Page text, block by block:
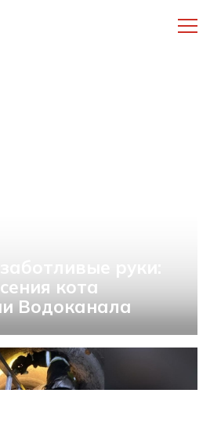
кота
Водоканала